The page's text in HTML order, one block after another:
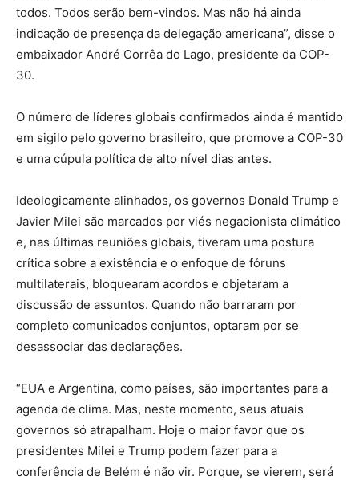
todos. Todos serão bem-vindos. Mas não há ainda
indicação de presença da delegação americana”, disse o
embaixador André Corrêa do Lago, presidente da COP-
30.
O número de líderes globais confirmados ainda é mantido
em sigilo pelo governo brasileiro, que promove a COP-30
e uma cúpula política de alto nível dias antes.
Ideologicamente alinhados, os governos Donald Trump e
Javier Milei são marcados por viés negacionista climático
e, nas últimas reuniões globais, tiveram uma postura
crítica sobre a existência e o enfoque de fóruns
multilaterais, bloquearam acordos e objetaram a
discussão de assuntos. Quando não barraram por
completo comunicados conjuntos, optaram por se
desassociar das declarações.
“EUA e Argentina, como países, são importantes para a
agenda de clima. Mas, neste momento, seus atuais
governos só atrapalham. Hoje o maior favor que os
presidentes Milei e Trump podem fazer para a
conferência de Belém é não vir. Porque, se vierem, será